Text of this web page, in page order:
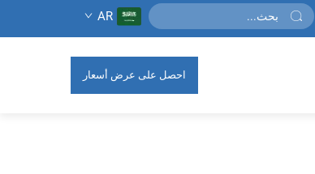
AR
احصل على عرض أسعار